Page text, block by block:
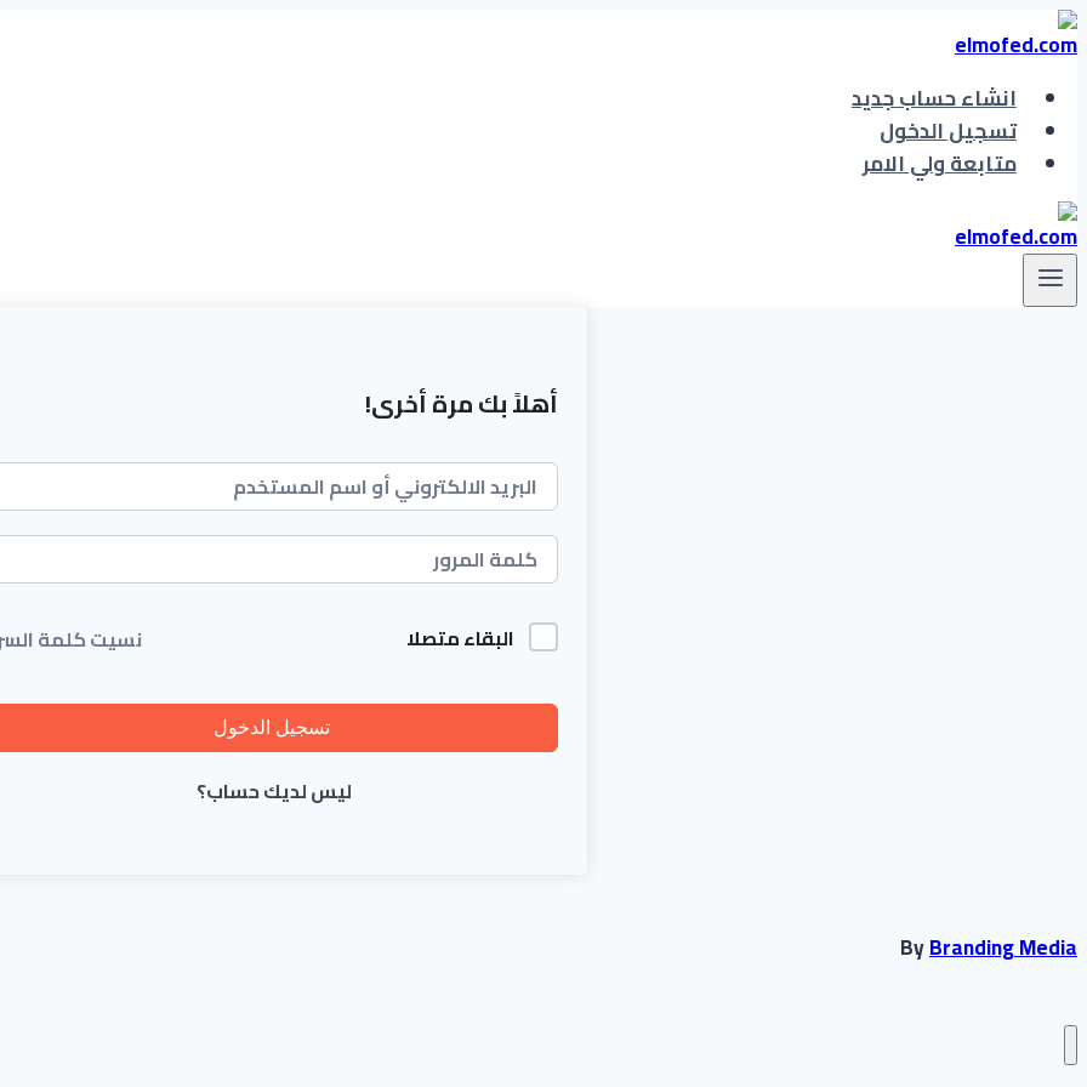
التجاوز
إلى
المحتوىانشاء حساب جديد
تسجيل الدخول
متابعة ولي الامر
أهلاً بك مرة أخرى!
البقاء متصلا نسيت كلمة
تسجيل الدخول
ليس لديك حساب؟
ByBranding Media